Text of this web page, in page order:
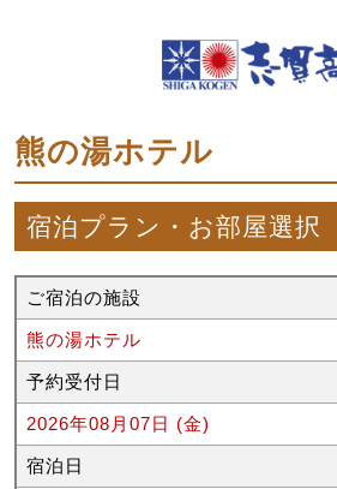
熊の湯ホテル
宿泊プラン・お部屋選択
ご宿泊の施設
熊の湯ホテル
予約受付日
2026年08月07日 (金)
宿泊日